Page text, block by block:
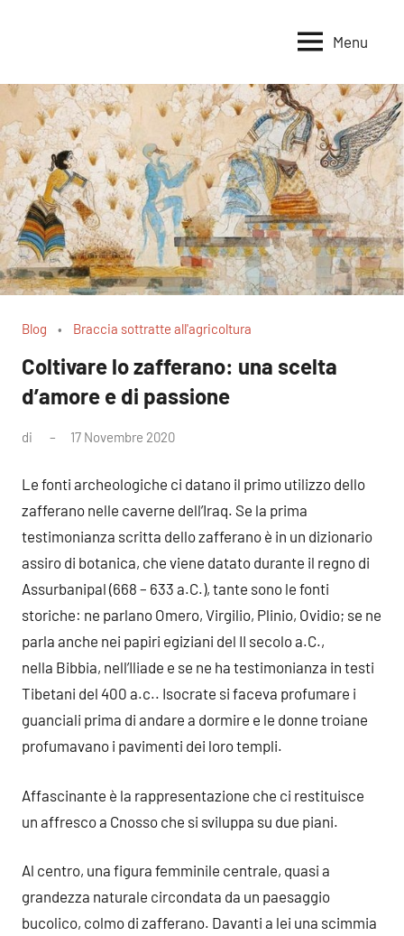
per
la
Terra
per
Sovranità
Alimentare
Menu
Blog Braccia sottratte all'agricoltura
Coltivare lo zafferano: una scelta
d’amore e di passione
di 17 Novembre 2020
Le fonti archeologiche ci datano il primo utilizzo dello
zafferano nelle caverne dell’Iraq. Se la prima
testimonianza scritta dello zafferano è in un dizionario
assiro di botanica, che viene datato durante il regno di
Assurbanipal (668 – 633 a.C.), tante sono le fonti
storiche: ne parlano Omero, Virgilio, Plinio, Ovidio; se ne
parla anche nei papiri egiziani del II secolo a.C.,
nella Bibbia, nell’Iliade e se ne ha testimonianza in testi
Tibetani del 400 a.c.. Isocrate si faceva profumare i
guanciali prima di andare a dormire e le donne troiane
profumavano i pavimenti dei loro templi.
Affascinante è la rappresentazione che ci restituisce
un affresco a Cnosso che si sviluppa su due piani.
Al centro, una figura femminile centrale, quasi a
grandezza naturale circondata da un paesaggio
bucolico, colmo di zafferano. Davanti a lei una scimmia